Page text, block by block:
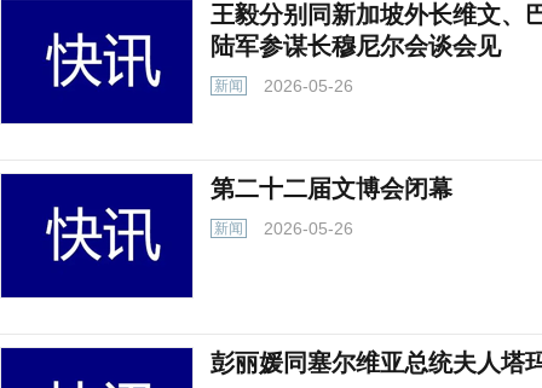
王毅分别同新加坡外长维文、
陆军参谋长穆尼尔会谈会见
新闻 2026-05-26
第二十二届文博会闭幕
新闻 2026-05-26
彭丽媛同塞尔维亚总统夫人塔